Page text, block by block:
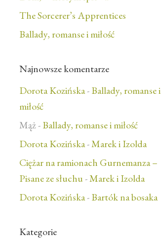
The Sorcerer’s Apprentices
Ballady, romanse i miłość
Najnowsze komentarze
Dorota Kozińska-Ballady, romanse i
miłość
Mąż-Ballady, romanse i miłość
Dorota Kozińska-Marek i Izolda
Ciężar na ramionach Gurnemanza –
Pisane ze słuchu-Marek i Izolda
Dorota Kozińska-Bartók na bosaka
Kategorie